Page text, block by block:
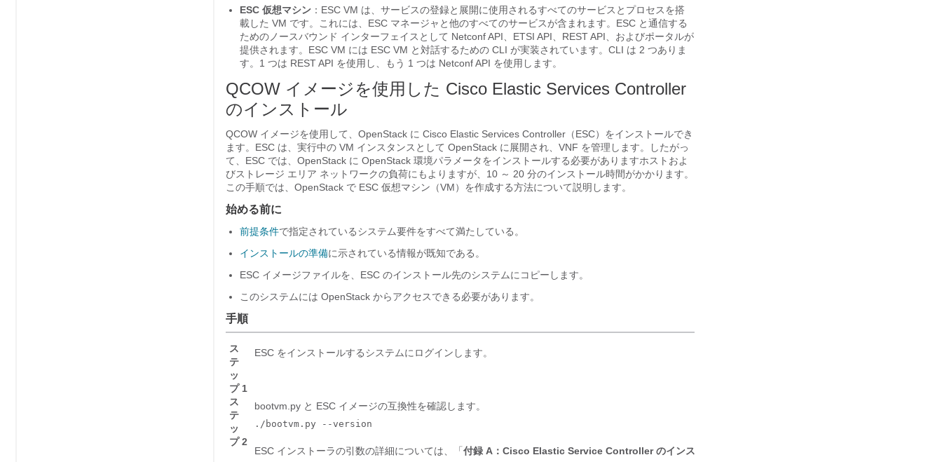
ESC 仮想マシン ：ESC VM は、サービスの登録と展開に使用されるすべてのサービスとプロセスを搭
載した VM です。これには、ESC マネージャと他のすべてのサービスが含まれます。ESC と通信する
ためのノースバウンド インターフェイスとして Netconf API、ETSI API、REST API、およびポータルが
提供されます。ESC VM には ESC VM と対話するための CLI が実装されています。CLI は 2 つありま
す。1 つは REST API を使用し、もう 1 つは Netconf API を使用します。
QCOW イメージを使用した Cisco Elastic Services Controller
のインストール
QCOW イメージを使用して、OpenStack に Cisco Elastic Services Controller（ESC）をインストールでき
ます。ESC は、実行中の VM インスタンスとして OpenStack に展開され、VNF を管理します。したがっ
て、ESC では、OpenStack に OpenStack 環境パラメータをインストールする必要がありますホストおよ
びストレージ エリア ネットワークの負荷にもよりますが、10 ～ 20 分のインストール時間がかかります。
この手順では、OpenStack で ESC 仮想マシン（VM）を作成する方法について説明します。
始める前に
前提条件で指定されているシステム要件をすべて満たしている。
インストールの準備に示されている情報が既知である。
ESC イメージファイルを、ESC のインストール先のシステムにコピーします。
このシステムには OpenStack からアクセスできる必要があります。
手順
ス
テ
ッ
プ 1
ESC をインストールするシステムにログインします。
ス
テ
ッ
プ 2
bootvm.py と ESC イメージの互換性を確認します。
./bootvm.py --version
ESC インストーラの引数の詳細については、「 付録 A：Cisco Elastic Service Controller のインストール引数